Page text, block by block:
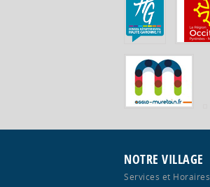
NOTRE VILLAGE
Services et Horaires